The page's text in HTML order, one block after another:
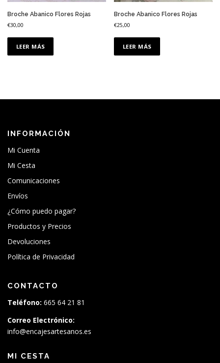
Broche Abanico Flores Rojas
€30,00
LEER MÁS
Broche Abanico Flores Rojas
€25,00
LEER MÁS
INFORMACIÓN
Mi Cuenta
Mi Cesta
Comunicaciones
Envíos
¿Cómo puedo pagar?
Productos y Precios
Devoluciones
Política de Privacidad
CONTACTO
Teléfono: 665 64 21 81
Correo Electrónico:
info@encajesartesanos.es
MI CESTA